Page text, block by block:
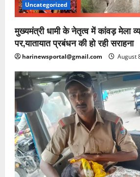
Uncategorized
मुख्यमंत्री धामी के नेतृत्व में कांवड़ मेला
पर,यातायात प्रबंधन की हो रही सराहना
harinewsportal@gmail.com August